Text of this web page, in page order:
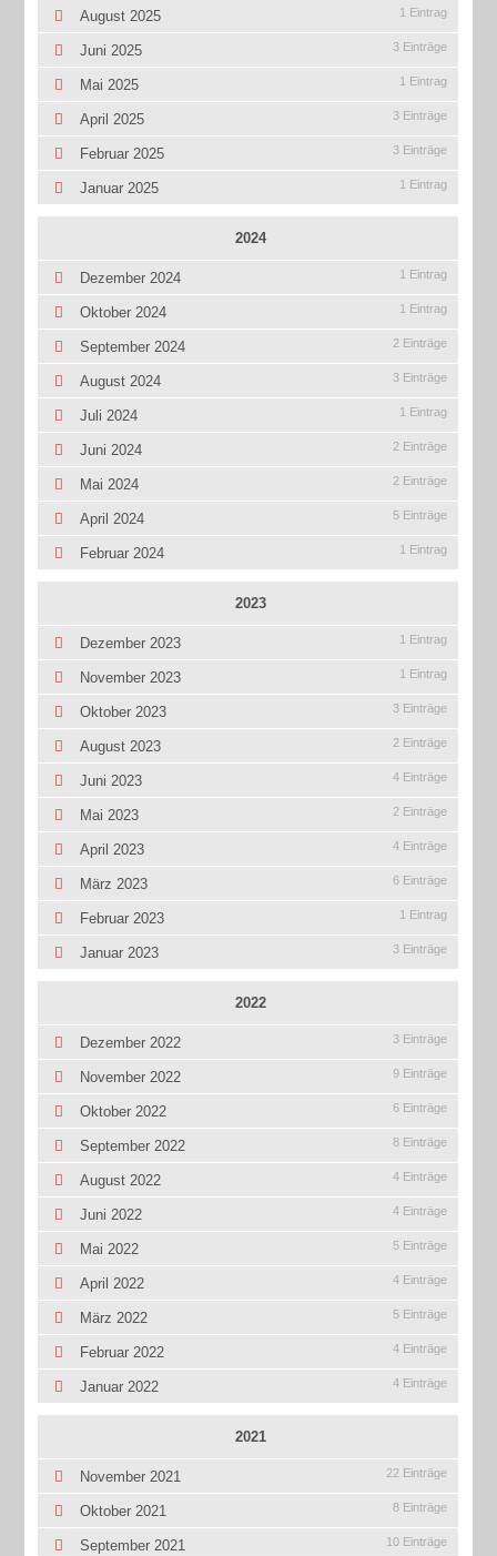
August 2025 1 Eintrag
Juni 2025 3 Einträge
Mai 2025 1 Eintrag
April 2025 3 Einträge
Februar 2025 3 Einträge
Januar 2025 1 Eintrag
2024
Dezember 2024 1 Eintrag
Oktober 2024 1 Eintrag
September 2024 2 Einträge
August 2024 3 Einträge
Juli 2024 1 Eintrag
Juni 2024 2 Einträge
Mai 2024 2 Einträge
April 2024 5 Einträge
Februar 2024 1 Eintrag
2023
Dezember 2023 1 Eintrag
November 2023 1 Eintrag
Oktober 2023 3 Einträge
August 2023 2 Einträge
Juni 2023 4 Einträge
Mai 2023 2 Einträge
April 2023 4 Einträge
März 2023 6 Einträge
Februar 2023 1 Eintrag
Januar 2023 3 Einträge
2022
Dezember 2022 3 Einträge
November 2022 9 Einträge
Oktober 2022 6 Einträge
September 2022 8 Einträge
August 2022 4 Einträge
Juni 2022 4 Einträge
Mai 2022 5 Einträge
April 2022 4 Einträge
März 2022 5 Einträge
Februar 2022 4 Einträge
Januar 2022 4 Einträge
2021
November 2021 22 Einträge
Oktober 2021 8 Einträge
September 2021 10 Einträge